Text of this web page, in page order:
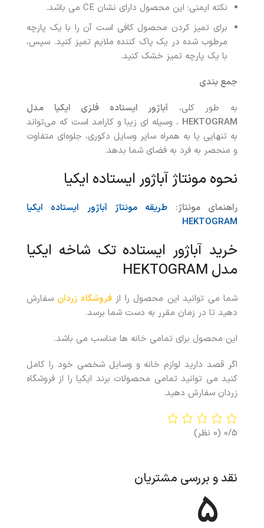
نکته ایمنی: این محصول دارای نشان CE می باشد.
برای تمیز کردن محصول کافی است آن را با یک پارچه
مرطوب شده در یک پاک کننده ملایم تمیز کنید. سپس،
با یک پارچه تمیز خشک کنید.
جمع بندی
به طور کلی، آباژور ایستاده فلزی ایکیا مدل
HEKTOGRAM ، وسیله ای زیبا و کارامد است که می‌تواند
به تنهایی یا به همراه سایر وسایل دکوری، جلوه‌ای متفاوت
و منحصر به فرد به فضای شما بدهد.
نحوه مونتاژ آباژور ایستاده ایکیا
راهنمای مونتاژ: طریقه مونتاژ آباژور ایستاده ایکیا
HEKTOGRAM
خرید آباژور ایستاده تک شاخه ایکیا
مدل HEKTOGRAM
شما می توانید این محصول را ازفروشگاه زردان سفارش
دهید تا در زمان مقرر به دست شما برسد.
این محصول برای تمامی خانه ها مناسب می باشد.
اگر قصد دارید لوازم خانه و وسایل شخصی خود را کامل
کنید می توانید تمامی محصولات برند ایکیا را از فروشگاه
زردان سفارش دهید.
0/5 (0 نظر)
نقد و بررسی مشتریان
5